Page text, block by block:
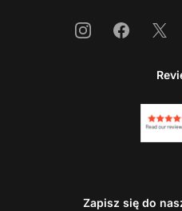
InstagramFacebook
X
Zapisz się do